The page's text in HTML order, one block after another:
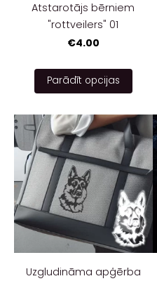
Atstarotājs bērniem
"rottveilers" 01
€4.00
Parādīt opcijas
Uzgludināma apģērba